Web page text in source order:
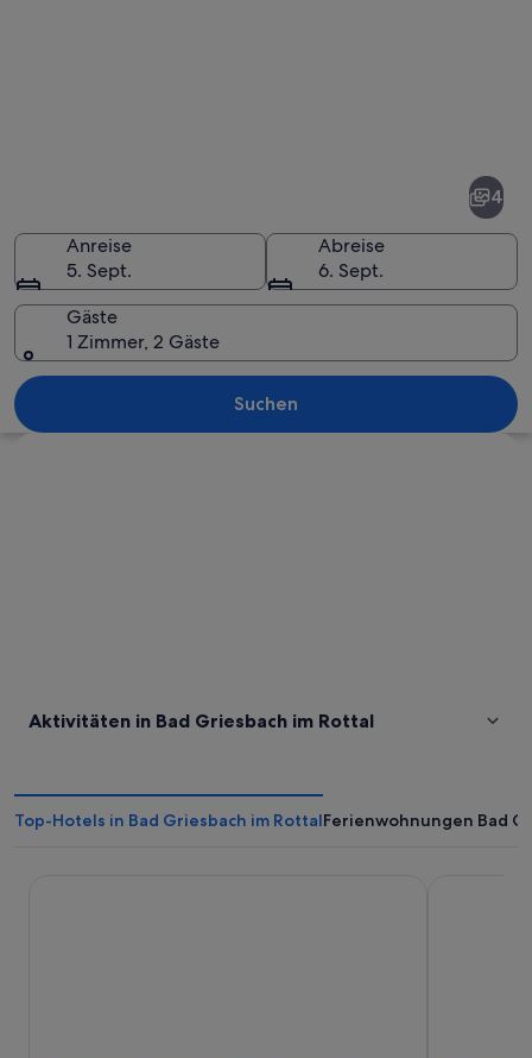
im
Rottal
Ein Feld mit Regenbogen, einem
4
Anreise
5. Sept.
Abreise
6. Sept.
Gäste
1 Zimmer, 2 Gäste
Suchen
Aktivitäten in Bad Griesbach im Rottal
Top-Hotels in Bad Griesbach im RottalFerienwohnungen Bad